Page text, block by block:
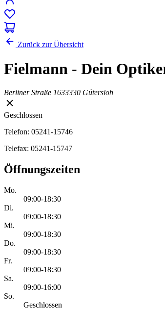
Zurück zur Übersicht
Fielmann - Dein
Berliner Straße 1633330 Gütersloh
Geschlossen
Telefon: 05241-15746
Telefax: 05241-15747
Öffnungszeiten
Mo.
09:00-18:30
Di.
09:00-18:30
Mi.
09:00-18:30
Do.
09:00-18:30
Fr.
09:00-18:30
Sa.
09:00-16:00
So.
Geschlossen